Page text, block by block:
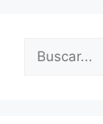
Buscar: